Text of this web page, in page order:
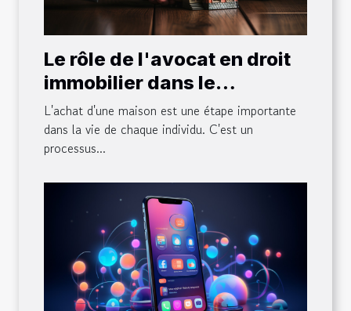
Le rôle de l'avocat en droit
immobilier dans le
processus d'achat d'une
maison
L'achat d'une maison est une étape importante
dans la vie de chaque individu. C'est un
processus...